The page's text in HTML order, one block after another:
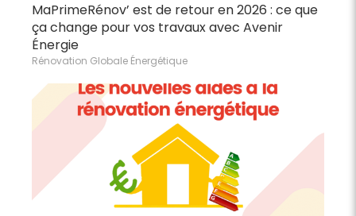
MaPrimeRénov’ est de retour en 2026 : ce que
ça change pour vos travaux avec Avenir
Énergie
Rénovation Globale Énergétique